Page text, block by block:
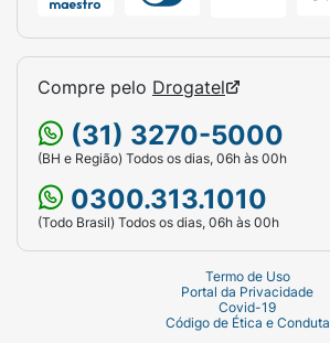
Compre pelo Drogatel
(31) 3270-5000
(BH e Região) Todos os dias, 06h às 00h
0300.313.1010
(Todo Brasil) Todos os dias, 06h às 00h
Termo de Uso
Portal da Privacidade
Covid-19
Código de Ética e Conduta